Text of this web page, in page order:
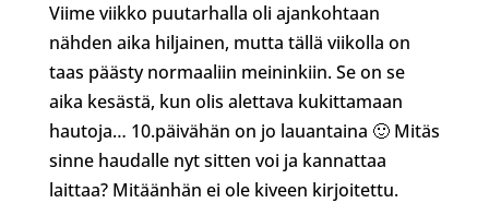
Viime viikko puutarhalla oli ajankohtaan
nähden aika hiljainen, mutta tällä viikolla on
taas päästy normaaliin meininkiin. Se on se
aika kesästä, kun olis alettava kukittamaan
hautoja… 10.päivähän on jo lauantaina 🙂 Mitäs
sinne haudalle nyt sitten voi ja kannattaa
laittaa? Mitäänhän ei ole kiveen kirjoitettu.